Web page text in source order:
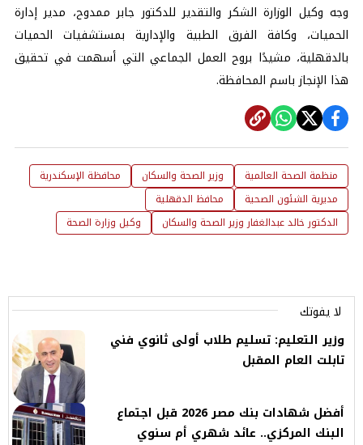
وجه وكيل الوزارة الشكر والتقدير للدكتور جابر ممدوح، مدير إدارة
الحميات، وكافة الفرق الطبية والإدارية بمستشفيات الحميات
بالدقهلية، مشيدًا بروح العمل الجماعي التي أسهمت في تحقيق
هذا الإنجاز باسم المحافظة.
منظمة الصحة العالمية وزير الصحة والسكان
محافظة الإسكندرية
مديرية الشئون الصحية
محافظ الدقهلية
الدكتور خالد عبدالغفار وزير الصحة والسكان
وكيل وزارة الصحة
لا يفوتك
وزير التعليم: تسليم طلاب أولى ثانوي فني
تابلت العام المقبل
أفضل شهادات بنك مصر 2026 قبل اجتماع
البنك المركزي.. عائد شهري أم سنوي